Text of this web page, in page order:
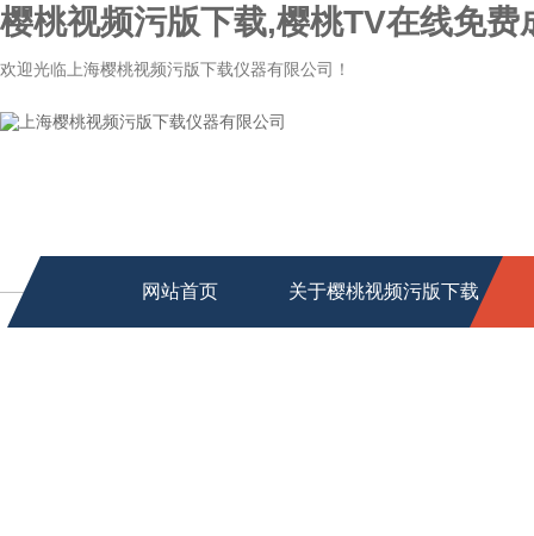
樱桃视频污版下载,樱桃TV在线免
欢迎光临上海樱桃视频污版下载仪器有限公司！
网站首页 关于樱桃视频污版下载